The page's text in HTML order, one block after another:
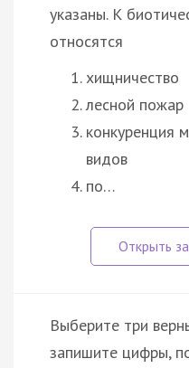
указаны. К
относятся
хищничество
лесной пожар
конкуренция
видов
по…
Выберите три
запишите цифры,